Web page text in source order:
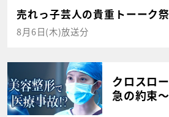
売れっ子芸人の貴重トーーク
8月6日(木)放送分
クロスロ
急の約束～